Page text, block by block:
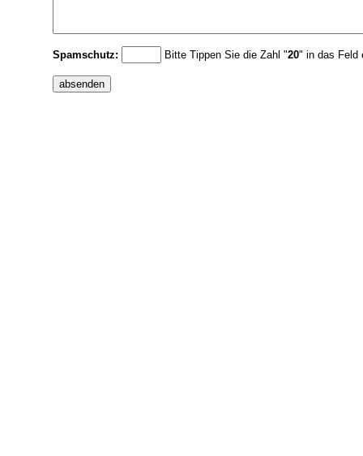
Spamschutz: Bitte Tippen Sie die Zahl "20" in das Feld